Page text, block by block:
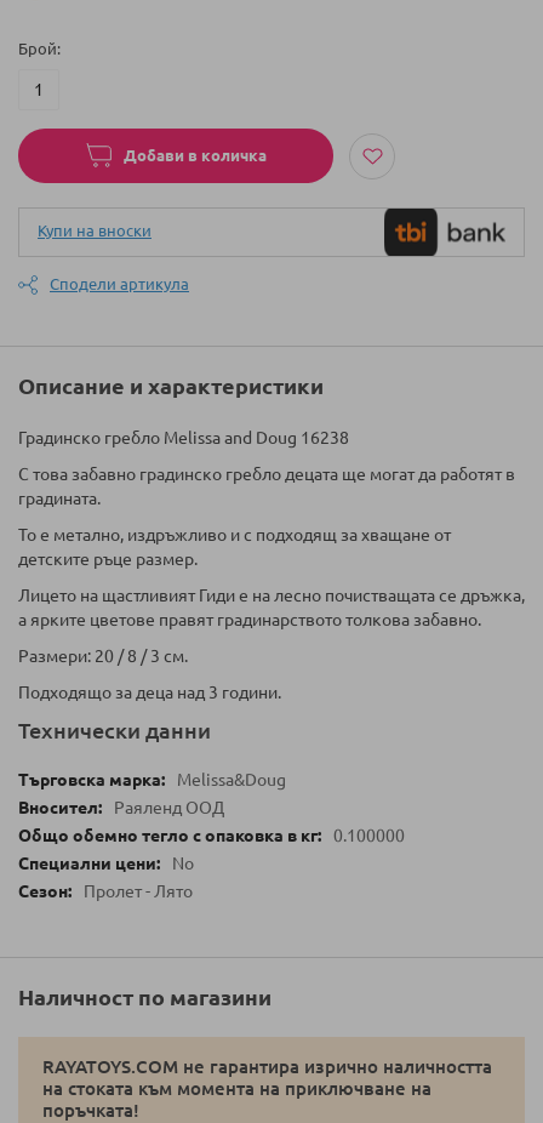
Брой
Добави в количка
Купи на вноски
Сподели артикула
Описание и характеристики
Градинско гребло Melissa and Doug 16238
С това забавно градинско гребло децата ще могат да работят в
градината.
То е метално, издръжливо и с подходящ за хващане от
детските ръце размер.
Лицето на щастливият Гиди е на лесно почистващата се дръжка,
а ярките цветове правят градинарството толкова забавно.
Размери: 20 / 8 / 3 см.
Подходящо за деца над 3 години.
Технически данни
Melissa&Doug
Раяленд ООД
0.100000
No
Пролет - Лято
Наличност по магазини
RAYATOYS.COM не гарантира изрично наличността
на стоката към момента на приключване на
поръчката!